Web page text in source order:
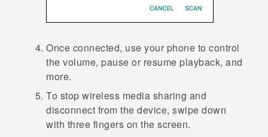
Once connected, use your phone to control
the volume, pause or resume playback, and
more.
To stop wireless media sharing and
disconnect from the device, swipe down
with three fingers on the screen.